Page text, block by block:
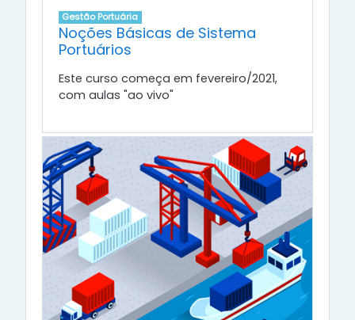
Gestão Portuária
Noções Básicas de Sistema
Portuários
Este curso começa em fevereiro/2021,
com aulas "ao vivo"